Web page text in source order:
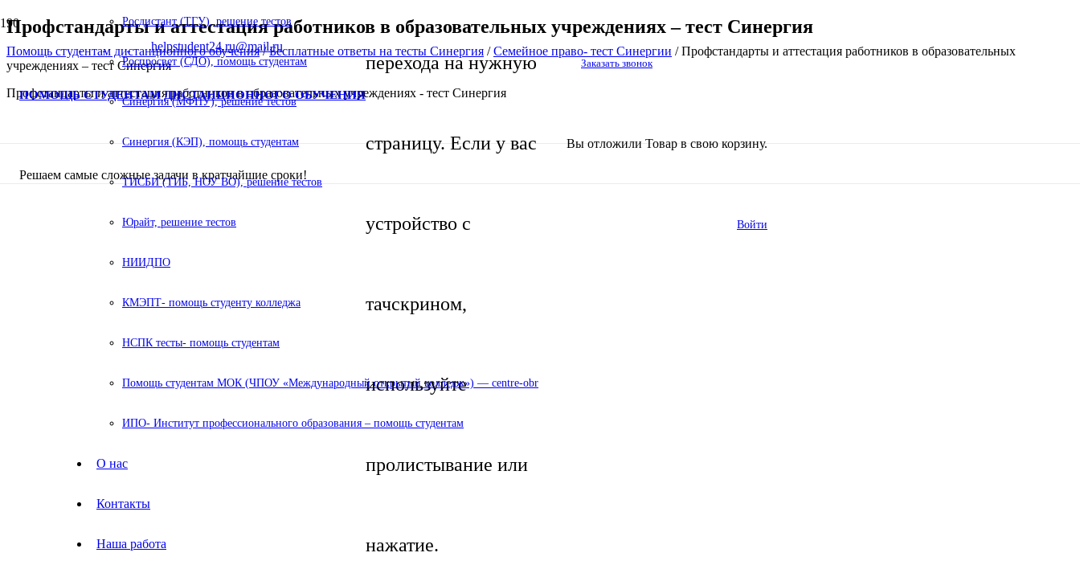
helpstudent24.ru@mail.ru
ПОМОЩЬ СТУДЕНТАМ ДИСТАНЦИОННОГО ОБУЧЕНИЯ
Решаем самые сложные задачи в кратчайшие сроки!
перехода на нужную
страницу. Если у вас
устройство с
тачскрином,
используйте
пролистывание или
нажатие.
Заказать звонок
Вы отложили Товар в свою корзину.
Войти
Росдистант (ТГУ), решение тестов
Роспросвет (СДО), помощь студентам
Синергия (МФПУ), решение тестов
Синергия (КЭП), помощь студентам
ТИСБИ (ТИБ, НОУ ВО), решение тестов
Юрайт, решение тестов
НИИДПО
КМЭПТ- помощь студенту колледжа
НСПК тесты- помощь студентам
Помощь студентам МОК (ЧПОУ «Международный открытый колледж») — centre-obr
ИПО- Институт профессионального образования – помощь студентам
О нас
Контакты
Наша работа
Профстандарты и аттестация работников в образовательных учреждениях – тест Синергия
Помощь студентам дистанционного обучения/Бесплатные ответы на тесты Синергия /Семейное право- тест Синергии /Профстандарты и аттестация работников в образовательных
учреждениях – тест Синергия
Профстандарты и аттестация работников в образовательных учреждениях - тест Синергия